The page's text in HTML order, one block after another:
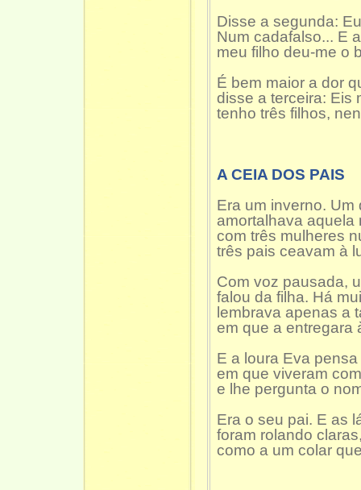
Disse a segunda:
Num cadafalso... E
meu filho deu-me o
É bem maior a dor
disse a terceira: Eis
tenho três filhos,
A CEIA DOS PAIS
Era um inverno.
amortalhava aquela
com três mulheres
três pais ceavam à
Com voz pausada,
falou da filha. Há
lembrava apenas a
em que a entregara
E a loura Eva
em que viveram
e lhe pergunta o
Era o seu pai. E as
foram rolando
como a um colar